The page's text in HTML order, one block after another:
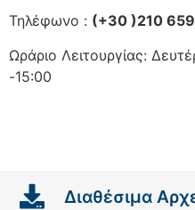
Τηλέφωνο : (+30 )210
Ωράριο Λειτουργίας:
-15:00
Διαθέσιμα